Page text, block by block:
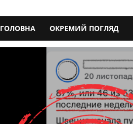
ГОЛОВНА ОКРЕМИЙ ПОГЛЯД